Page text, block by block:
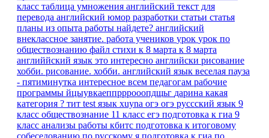
класс таблица умножения английский текст для
перевода английский юмор разработки статьи статья
планы из опыта работы найдете? английский
внеклассное занятие. работа учеников урок урок по
обществознанию файл стихи к 8 марта к 8 марта
английйский язык это интересно английски рисование
хобби. рисование. хобби. английский язык веселая пауза
- пятиминутка интересное всем педагогам рабочие
программы йцыувкаеппрррооопдщьг дарина какая
категория ? тит test язык xuyna огэ огэ руссский язык 9
класс обществознание 11 класс егэ подготовка к гиа 9
класс анализы работы кбитс подготовка к итоговому
собеседованию по русскому я подготовка к гиа по